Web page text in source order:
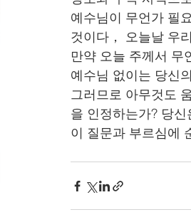
예수님이 무언가 필
것이다， 오늘날 우
만약 오늘 주께서 무
예수님 없이는 당신
그러므로 아무것도
을 인정하는가? 당
이 질문과 부르심에